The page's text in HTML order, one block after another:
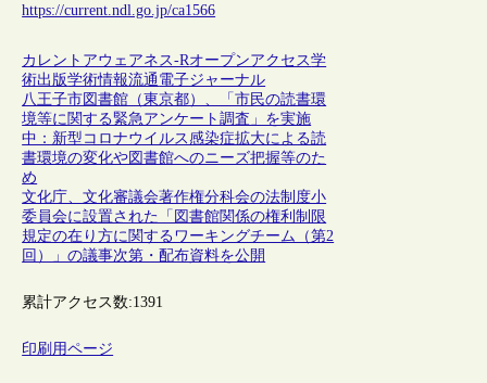
https://current.ndl.go.jp/ca1566
カレントアウェアネス-Rオープンアクセス学
術出版学術情報流通 電子ジャーナル
八王子市図書館（東京都）、「市民の読書環
境等に関する緊急アンケート調査」を実施
中：新型コロナウイルス感染症拡大による読
書環境の変化や図書館へのニーズ把握等のた
め
文化庁、文化審議会著作権分科会の法制度小
委員会に設置された「図書館関係の権利制限
規定の在り方に関するワーキングチーム（第2
回）」の議事次第・配布資料を公開
累計アクセス数:1391
印刷用ページ